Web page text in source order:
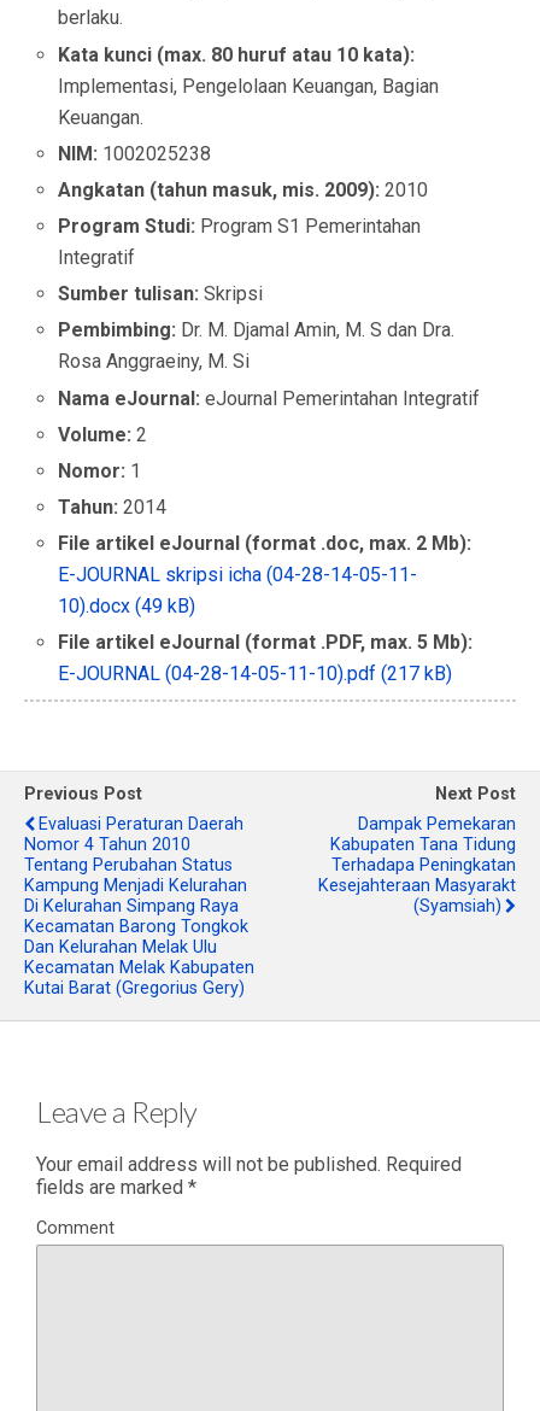
berlaku.
Kata kunci (max. 80 huruf atau 10 kata):
Implementasi, Pengelolaan Keuangan, Bagian
Keuangan.
NIM: 1002025238
Angkatan (tahun masuk, mis. 2009): 2010
Program Studi: Program S1 Pemerintahan
Integratif
Sumber tulisan: Skripsi
Pembimbing: Dr. M. Djamal Amin, M. S dan Dra.
Rosa Anggraeiny, M. Si
Nama eJournal: eJournal Pemerintahan Integratif
Volume: 2
Nomor: 1
Tahun: 2014
File artikel eJournal (format .doc, max. 2 Mb):
E-JOURNAL skripsi icha (04-28-14-05-11-
10).docx (49 kB)
File artikel eJournal (format .PDF, max. 5 Mb):
E-JOURNAL (04-28-14-05-11-10).pdf (217 kB)
Previous Post
Evaluasi Peraturan Daerah
Nomor 4 Tahun 2010
Tentang Perubahan Status
Kampung Menjadi Kelurahan
Di Kelurahan Simpang Raya
Kecamatan Barong Tongkok
Dan Kelurahan Melak Ulu
Kecamatan Melak Kabupaten
Kutai Barat (Gregorius Gery)
Next Post
Dampak Pemekaran
Kabupaten Tana Tidung
Terhadapa Peningkatan
Kesejahteraan Masyarakt
(Syamsiah)
Leave a Reply
Your email address will not be published. Required
fields are marked *
Comment